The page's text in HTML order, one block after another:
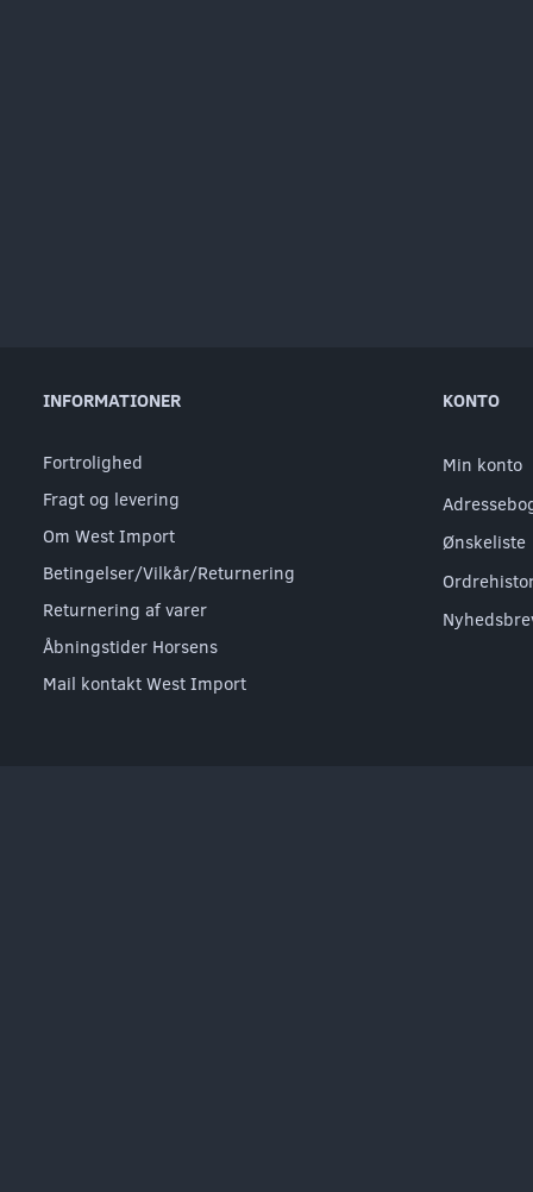
INFORMATIONER
Fortrolighed
Fragt og levering
Om West Import
Betingelser/Vilkår/Returnering
Returnering af varer
Åbningstider Horsens
Mail kontakt West Import
KONTO
Min konto
Ønskeliste